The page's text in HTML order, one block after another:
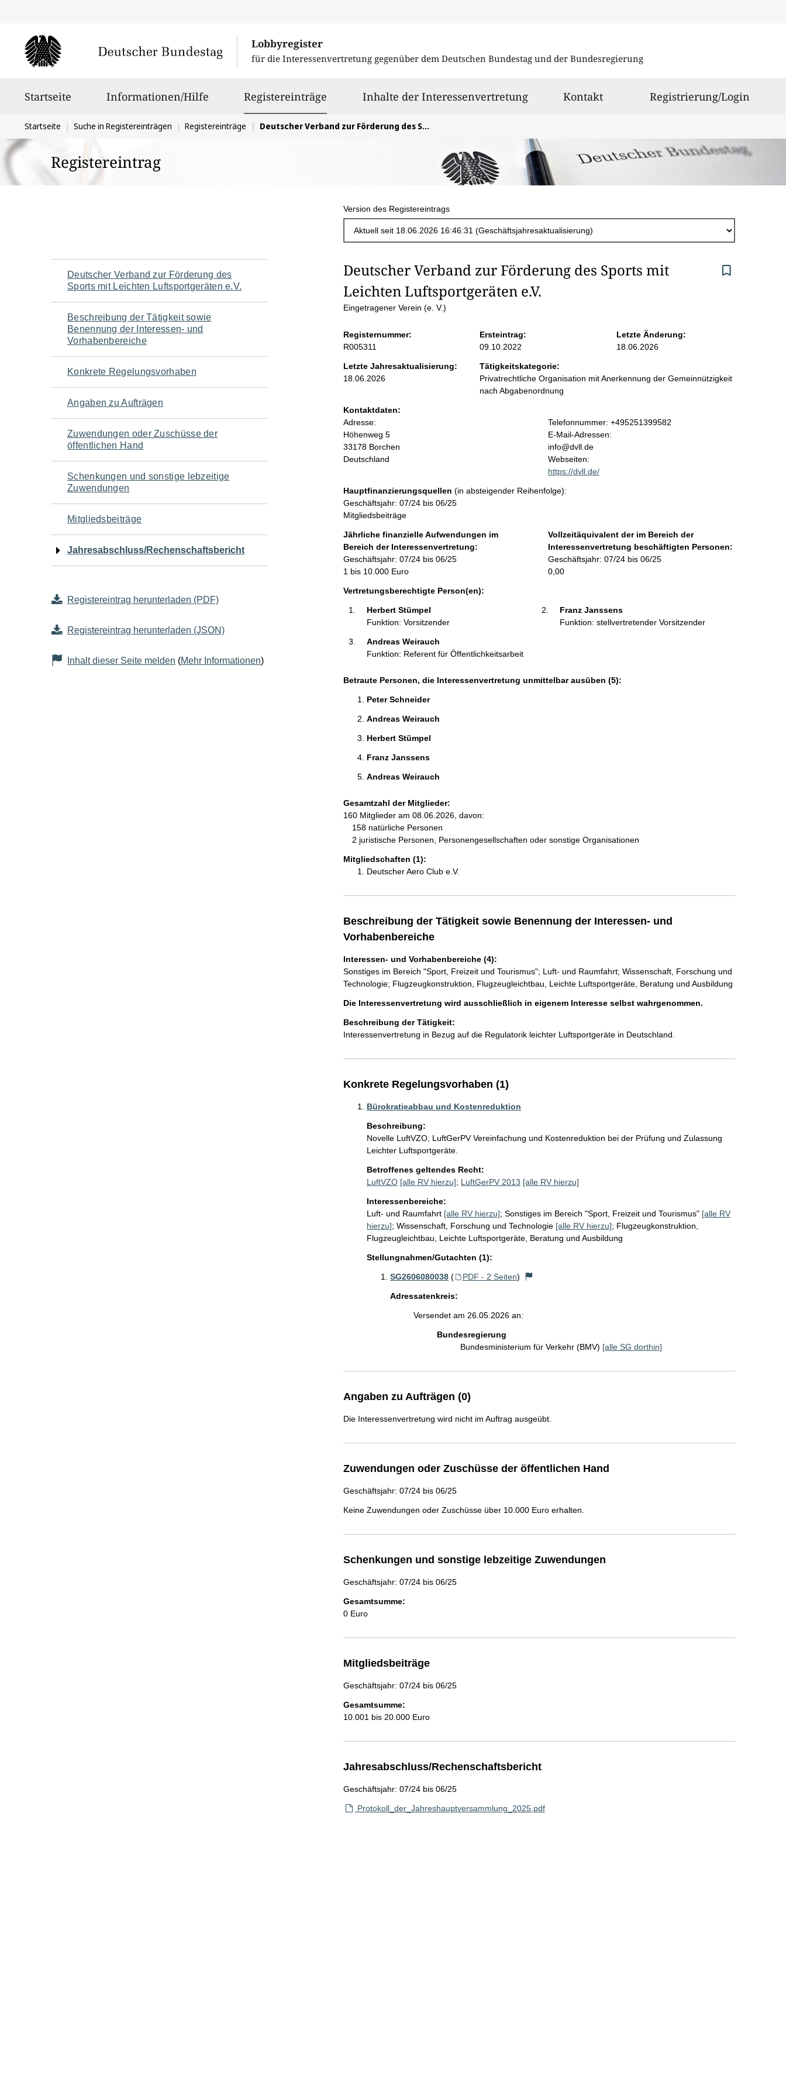
Lobbyregister
für die Interessenvertretung gegenüber dem Deutschen Bundestag und der Bundesregierung
Startseite Informationen/Hilfe Registereinträge ausgewähltInhalte der Interessenvertretung Kontakt Registrierung/Login
Sie
befinden
sich
hier:
Startseite Suche in Registereinträgen Registereinträge Deutscher Verband zur Förderung des Sports mit Leichten Luftsportgeräten e.V.
Registereintrag
Version des Registereintrags
Navigation
für
den
Seiteninhalt
Deutscher Verband zur Förderung des
Sports mit Leichten Luftsportgeräten e.V.
Beschreibung der Tätigkeit sowie
Benennung der Interessen- und
Vorhabenbereiche
Konkrete Regelungsvorhaben
Angaben zu Aufträgen
Zuwendungen oder Zuschüsse der
öffentlichen Hand
Schenkungen und sonstige lebzeitige
Zuwendungen
Mitgliedsbeiträge
Jahresabschluss/Rechenschaftsbericht
Registereintrag herunterladen (PDF)
Registereintrag herunterladen (JSON)
Inhalt dieser Seite melden (Mehr Informationen)
S
e
i
t
e
n
i
h
a
l
t
Deutscher Verband zur Förderung des Sports mit
Leichten Luftsportgeräten e.V.
Eingetragener Verein (e. V.)
Registernummer:
R005311
Ersteintrag:
09.10.2022
Letzte Änderung:
18.06.2026
Letzte Jahresaktualisierung:
18.06.2026
Tätigkeitskategorie:
Privatrechtliche Organisation mit Anerkennung der Gemeinnützigkeit
nach Abgabenordnung
Kontaktdaten:
Adresse:
Höhenweg 5
33178 Borchen
Deutschland
K
o
n
t
a
t
f
o
r
m
Telefonnummer: +495251399582
E-Mail-Adressen:
info@dvll.de
Webseiten:
https://dvll.de/
Hauptfinanzierungsquellen (in absteigender Reihenfolge):
Geschäftsjahr: 07/24 bis 06/25
Mitgliedsbeiträge
Jährliche finanzielle Aufwendungen im
Bereich der Interessenvertretung:
Geschäftsjahr: 07/24 bis 06/25
1 bis 10.000 Euro
Vollzeitäquivalent der im Bereich der
Interessenvertretung beschäftigten Personen:
Geschäftsjahr: 07/24 bis 06/25
0,00
Vertretungsberechtigte Person(en):
Herbert Stümpel
Funktion: Vorsitzender
Franz Janssens
Funktion: stellvertretender Vorsitzender
Andreas Weirauch
Funktion: Referent für Öffentlichkeitsarbeit
Betraute Personen, die Interessenvertretung unmittelbar ausüben (5):
Peter Schneider
Andreas Weirauch
Herbert Stümpel
Franz Janssens
Andreas Weirauch
Gesamtzahl der Mitglieder:
160 Mitglieder am 08.06.2026, davon:
158 natürliche Personen
2 juristische Personen, Personengesellschaften oder sonstige Organisationen
Mitgliedschaften (1):
Deutscher Aero Club e.V.
Beschreibung der Tätigkeit sowie Benennung der Interessen- und
Vorhabenbereiche
Interessen- und Vorhabenbereiche (4):
Sonstiges im Bereich "Sport, Freizeit und Tourismus"; Luft- und Raumfahrt; Wissenschaft, Forschung und
Technologie; Flugzeugkonstruktion, Flugzeugleichtbau, Leichte Luftsportgeräte, Beratung und Ausbildung
Die Interessenvertretung wird ausschließlich in eigenem Interesse selbst wahrgenommen.
Beschreibung der Tätigkeit:
Interessenvertretung in Bezug auf die Regulatorik leichter Luftsportgeräte in Deutschland.
Konkrete Regelungsvorhaben (1)
Bürokratieabbau und Kostenreduktion
Beschreibung:
Novelle LuftVZO, LuftGerPV Vereinfachung und Kostenreduktion bei der Prüfung und Zulassung
Leichter Luftsportgeräte.
Betroffenes geltendes Recht:
LuftVZO [alle RV hierzu]; LuftGerPV 2013 [alle RV hierzu]
Interessenbereiche:
Luft- und Raumfahrt [alle RV hierzu]; Sonstiges im Bereich "Sport, Freizeit und Tourismus" [alle RV
hierzu]; Wissenschaft, Forschung und Technologie [alle RV hierzu]; Flugzeugkonstruktion,
Flugzeugleichtbau, Leichte Luftsportgeräte, Beratung und Ausbildung
Stellungnahmen/Gutachten (1):
SG2606080038 ( PDF - 2 Seiten)
Adressatenkreis:
Versendet am 26.05.2026 an:
Bundesregierung
Bundesministerium für Verkehr (BMV) [alle SG dorthin]
Angaben zu Aufträgen (0)
Die Interessenvertretung wird nicht im Auftrag ausgeübt.
Zuwendungen oder Zuschüsse der öffentlichen Hand
Geschäftsjahr: 07/24 bis 06/25
Keine Zuwendungen oder Zuschüsse über 10.000 Euro erhalten.
Schenkungen und sonstige lebzeitige Zuwendungen
Geschäftsjahr: 07/24 bis 06/25
Gesamtsumme:
0 Euro
Mitgliedsbeiträge
Geschäftsjahr: 07/24 bis 06/25
Gesamtsumme:
10.001 bis 20.000 Euro
Jahresabschluss/Rechenschaftsbericht
Geschäftsjahr: 07/24 bis 06/25
Protokoll_der_Jahreshauptversammlung_2025.pdf